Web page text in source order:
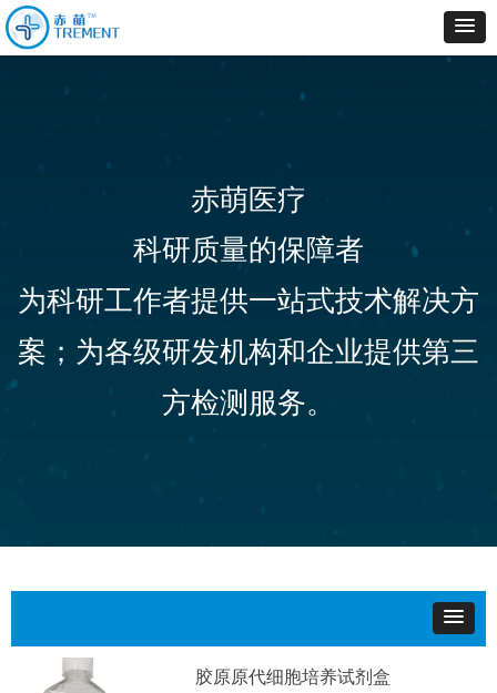
胶原原代细胞培养试剂盒
赤萌医疗
科研质量的保障者
为科研工作者提供一站式技术解决方
案；为各级研发机构和企业提供第三
方检测服务。